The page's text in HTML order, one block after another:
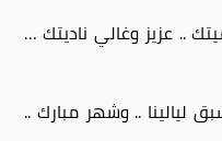
.. عزيز وغالي ناديتك …
ليالينا .. وشهر مبارك ..